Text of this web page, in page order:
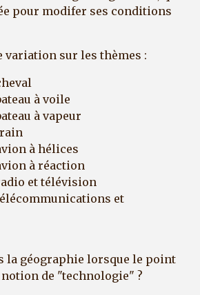
pour modifer ses conditions
variation sur les thèmes :
à voile
à vapeur
à hélices
à réaction
et télévision
et
la géographie lorsque le point
de "technologie" ?